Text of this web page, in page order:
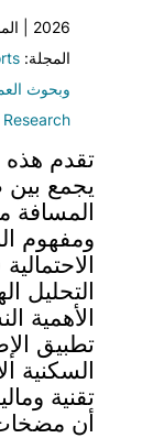
المجلة:
تقدم هذه
يجمع بين
ومفهوم
الأهمية
تطبيق
السكنية
تقنية
أن